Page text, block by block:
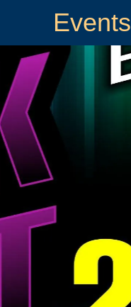
Events